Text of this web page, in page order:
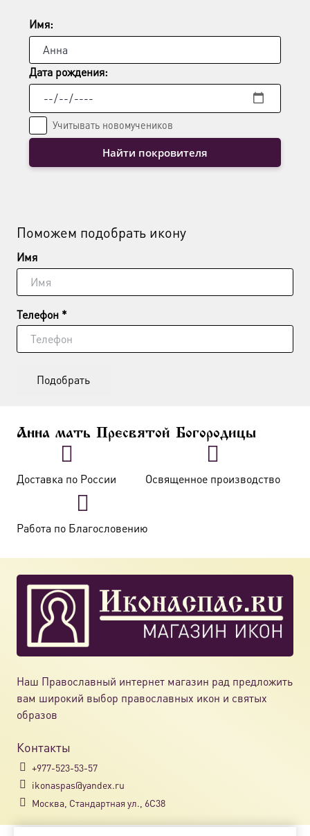
Имя:
Дата рождения:
Учитывать новомучеников
Найти покровителя
Поможем подобрать икону
Имя
Телефон *
Подобрать
Анна мать Пресвятой Богородицы
Доставка по России Освященное производство
Работа по Благословению
Наш Православный интернет магазин рад предложить
вам широкий выбор православных икон и святых
образов
Контакты
+977-523-53-57
ikonaspas@yandex.ru
Москва, Стандартная ул., 6С38